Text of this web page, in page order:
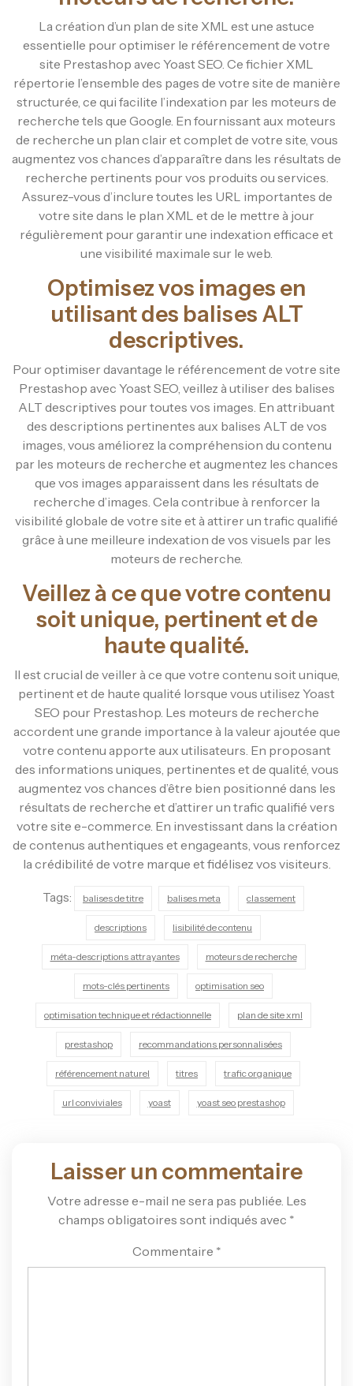
La création d’un plan de site XML est une astuce
essentielle pour optimiser le référencement de votre
site Prestashop avec Yoast SEO. Ce fichier XML
répertorie l’ensemble des pages de votre site de manière
structurée, ce qui facilite l’indexation par les moteurs de
recherche tels que Google. En fournissant aux moteurs
de recherche un plan clair et complet de votre site, vous
augmentez vos chances d’apparaître dans les résultats de
recherche pertinents pour vos produits ou services.
Assurez-vous d’inclure toutes les URL importantes de
votre site dans le plan XML et de le mettre à jour
régulièrement pour garantir une indexation efficace et
une visibilité maximale sur le web.
Optimisez vos images en
utilisant des balises ALT
descriptives.
Pour optimiser davantage le référencement de votre site
Prestashop avec Yoast SEO, veillez à utiliser des balises
ALT descriptives pour toutes vos images. En attribuant
des descriptions pertinentes aux balises ALT de vos
images, vous améliorez la compréhension du contenu
par les moteurs de recherche et augmentez les chances
que vos images apparaissent dans les résultats de
recherche d’images. Cela contribue à renforcer la
visibilité globale de votre site et à attirer un trafic qualifié
grâce à une meilleure indexation de vos visuels par les
moteurs de recherche.
Veillez à ce que votre contenu
soit unique, pertinent et de
haute qualité.
Il est crucial de veiller à ce que votre contenu soit unique,
pertinent et de haute qualité lorsque vous utilisez Yoast
SEO pour Prestashop. Les moteurs de recherche
accordent une grande importance à la valeur ajoutée que
votre contenu apporte aux utilisateurs. En proposant
des informations uniques, pertinentes et de qualité, vous
augmentez vos chances d’être bien positionné dans les
résultats de recherche et d’attirer un trafic qualifié vers
votre site e-commerce. En investissant dans la création
de contenus authentiques et engageants, vous renforcez
la crédibilité de votre marque et fidélisez vos visiteurs.
Tags: balises de titre balises meta classement
descriptions lisibilité de contenu
méta-descriptions attrayantes moteurs de recherche
mots-clés pertinents optimisation seo
optimisation technique et rédactionnelle plan de site xml
prestashop recommandations personnalisées
référencement naturel titres trafic organique
url conviviales yoast yoast seo prestashop
Laisser un commentaire
Votre adresse e-mail ne sera pas publiée. Les
champs obligatoires sont indiqués avec *
Commentaire *